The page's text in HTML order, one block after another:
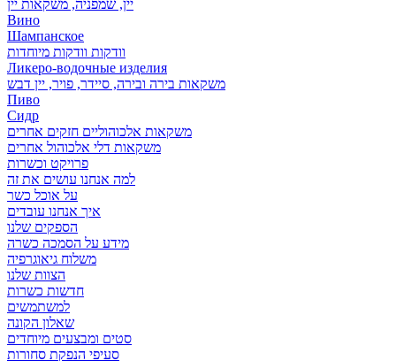
יין, שמפניה, משקאות יין
Вино
Шампанское
וודקות וודקות מיוחדות
Ликеро-водочные изделия
משקאות בירה ובירה, סיידר, פויר, יין דבש
Пиво
Сидр
משקאות אלכוהוליים חזקים אחרים
משקאות דלי אלכוהול אחרים
פרויקט וכשרות
למה אנחנו עושים את זה
על אוכל כשר
איך אנחנו עובדים
הספקים שלנו
מידע על הסמכה כשרה
משלוח גיאוגרפיה
הצוות שלנו
חדשות כשרות
למשתמשים
שאלון הקונה
סטים ומבצעים מיוחדים
סעיפי הנפקת סחורות